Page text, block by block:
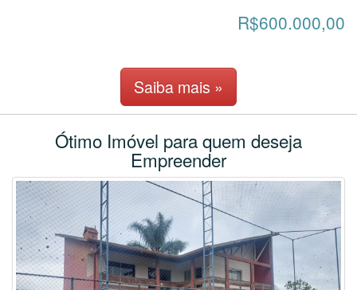
R$600.000,00
Saiba mais »
Ótimo Imóvel para quem deseja
Empreender